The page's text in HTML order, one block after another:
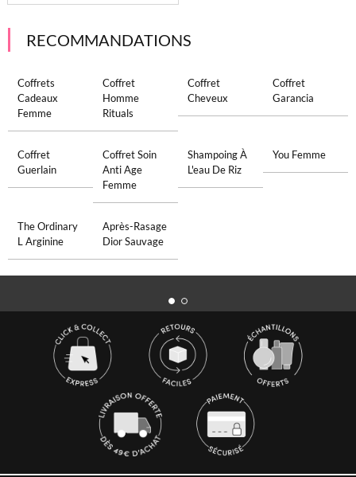
RECOMMANDATIONS
Coffrets
Cadeaux
Femme
Coffret
Homme
Rituals
Coffret
Cheveux
Coffret
Garancia
Coffret
Guerlain
Coffret Soin
Anti Age
Femme
Shampoing À
L'eau De Riz
You Femme
The Ordinary
L Arginine
Après-Rasage
Dior Sauvage